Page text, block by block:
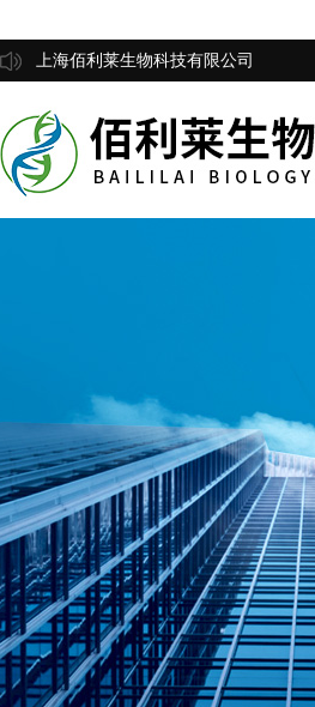
上海佰利莱生物科技有限公司